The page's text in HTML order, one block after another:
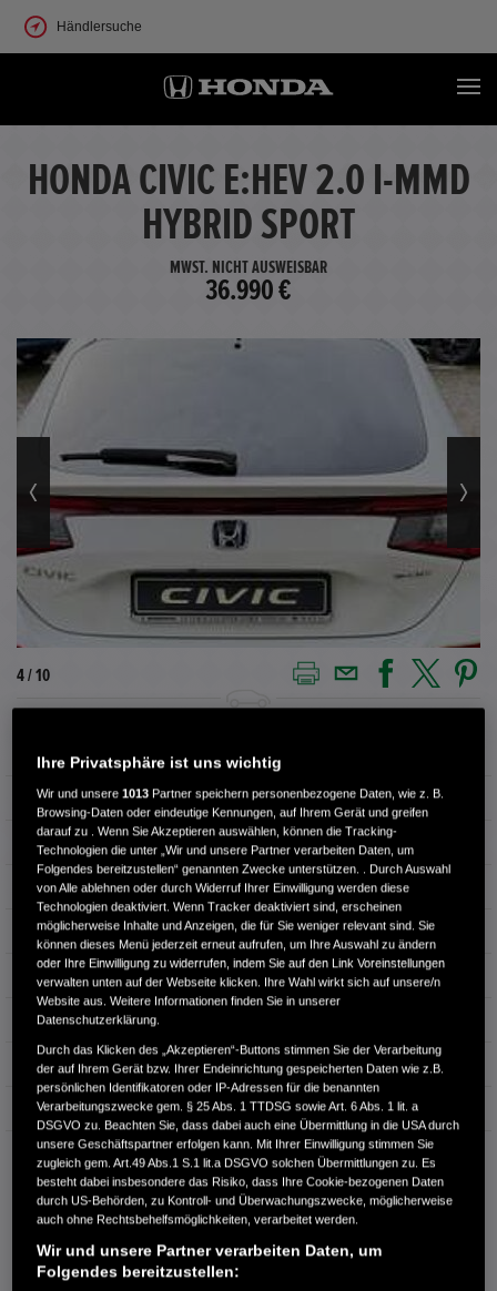
Händlersuche
HONDA CIVIC E:HEV 2.0 I-MMD
HYBRID SPORT
MWST. NICHT AUSWEISBAR
36.990 €
5 / 10
Außenfarbe Weiß
Kilometerstand 5.100 km
Kraftstoffart Benzin
Getriebe Automatik
Türen 5
Leistung 105 kW / 143 PS
Hubraum
Erstzulassung 09.2025
Bauart Limousine
AUTOHAUS LEHNER GMBH
Flinkerskoppel 7
23970 Wismar
RUFEN SIE UNS AN:
03841-3047511
Ihre Privatsphäre ist uns wichtig
Wir und unsere1013 Partner speichern personenbezogene Daten, wie z. B.
Browsing-Daten oder eindeutige Kennungen, auf Ihrem Gerät und greifen
darauf zu . Wenn Sie Akzeptieren auswählen, können die Tracking-
Technologien die unter „Wir und unsere Partner verarbeiten Daten, um
Folgendes bereitzustellen“ genannten Zwecke unterstützen. . Durch Auswahl
von Alle ablehnen oder durch Widerruf Ihrer Einwilligung werden diese
Technologien deaktiviert. Wenn Tracker deaktiviert sind, erscheinen
möglicherweise Inhalte und Anzeigen, die für Sie weniger relevant sind. Sie
können dieses Menü jederzeit erneut aufrufen, um Ihre Auswahl zu ändern
oder Ihre Einwilligung zu widerrufen, indem Sie auf den Link Voreinstellungen
verwalten unten auf der Webseite klicken. Ihre Wahl wirkt sich auf unsere/n
Website aus. Weitere Informationen finden Sie in unserer
Datenschutzerklärung.
Durch das Klicken des „Akzeptieren“-Buttons stimmen Sie der Verarbeitung
der auf Ihrem Gerät bzw. Ihrer Endeinrichtung gespeicherten Daten wie z.B.
persönlichen Identifikatoren oder IP-Adressen für die benannten
Verarbeitungszwecke gem. § 25 Abs. 1 TTDSG sowie Art. 6 Abs. 1 lit. a
DSGVO zu. Beachten Sie, dass dabei auch eine Übermittlung in die USA durch
unsere Geschäftspartner erfolgen kann. Mit Ihrer Einwilligung stimmen Sie
zugleich gem. Art.49 Abs.1 S.1 lit.a DSGVO solchen Übermittlungen zu. Es
besteht dabei insbesondere das Risiko, dass Ihre Cookie-bezogenen Daten
durch US-Behörden, zu Kontroll- und Überwachungszwecke, möglicherweise
auch ohne Rechtsbehelfsmöglichkeiten, verarbeitet werden.
Wir und unsere Partner verarbeiten Daten, um
Folgendes bereitzustellen: